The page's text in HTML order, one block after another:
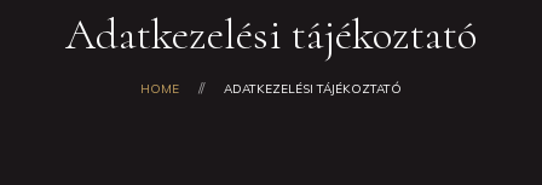
Adatkezelési tájékoztató
HOME ADATKEZELÉSI TÁJÉKOZTATÓ